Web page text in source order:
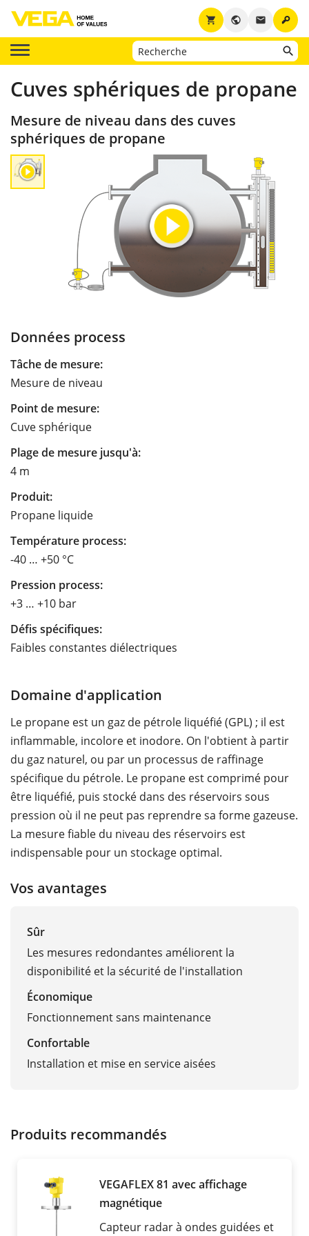
key
email
public
shopping_cart
Cuves sphériques de propane
Mesure de niveau dans des cuves
sphériques de propane
Données process
Tâche de mesure:
Mesure de niveau
Point de mesure:
Cuve sphérique
Plage de mesure jusqu'à:
4 m
Produit:
Propane liquide
Température process:
-40 … +50 °C
Pression process:
+3 … +10 bar
Défis spécifiques:
Faibles constantes diélectriques
Domaine d'application
Le propane est un gaz de pétrole liquéfié (GPL) ; il est
inflammable, incolore et inodore. On l'obtient à partir
du gaz naturel, ou par un processus de raffinage
spécifique du pétrole. Le propane est comprimé pour
être liquéfié, puis stocké dans des réservoirs sous
pression où il ne peut pas reprendre sa forme gazeuse.
La mesure fiable du niveau des réservoirs est
indispensable pour un stockage optimal.
Vos avantages
Sûr
Les mesures redondantes améliorent la
disponibilité et la sécurité de l'installation
Économique
Fonctionnement sans maintenance
Confortable
Installation et mise en service aisées
Produits recommandés
VEGAFLEX 81 avec affichage
magnétique
Capteur radar à ondes guidées et